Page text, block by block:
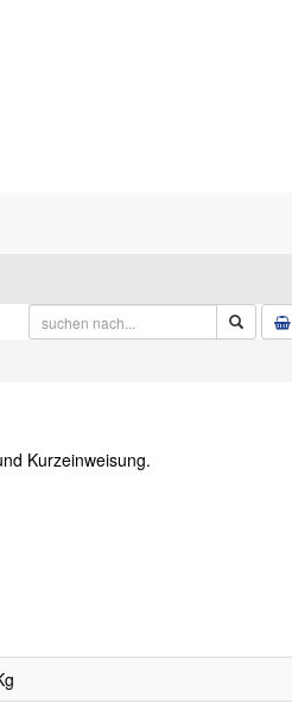
Kurzeinweisung.